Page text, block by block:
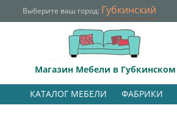
Выберите ваш город: Губкинский
Магазин Мебели в Губкинском
КАТАЛОГ МЕБЕЛИ ФАБРИКИ